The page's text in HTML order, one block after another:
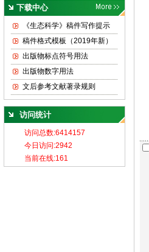
下载中心
《生态科学》稿件写作提示
稿件格式模板（2019年新）
出版物标点符号用法
出版物数字用法
文后参考文献著录规则
访问统计